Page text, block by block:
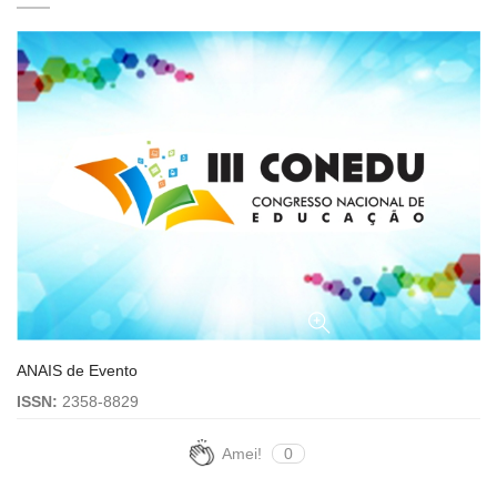
ANAIS de Evento
ISSN: 2358-8829
Amei! 0